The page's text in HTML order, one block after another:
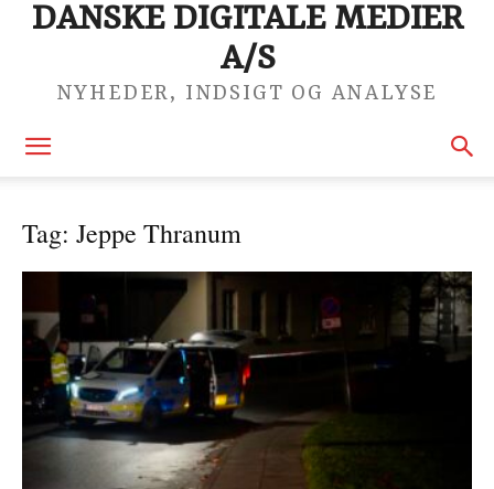
DANSKE DIGITALE MEDIER
A/S
NYHEDER, INDSIGT OG ANALYSE
Tag: Jeppe Thranum